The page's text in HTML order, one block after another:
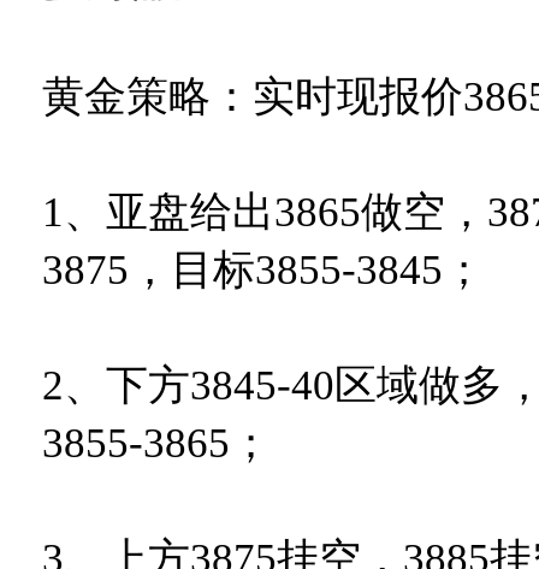
黄金策略：实时现报价
1、亚盘给出3865做空，
3875，目标3855-3845；
2、下方3845-40区域做多
3855-3865；
3、上方3875挂空，3885